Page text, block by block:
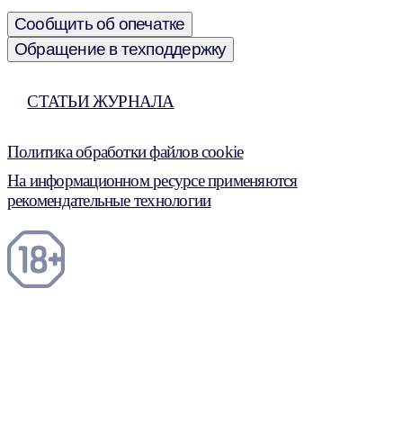
Сообщить об опечатке
Обращение в техподдержку
СТАТЬИ ЖУРНАЛА
Политика обработки файлов cookie
На информационном ресурсе применяются
рекомендательные технологии